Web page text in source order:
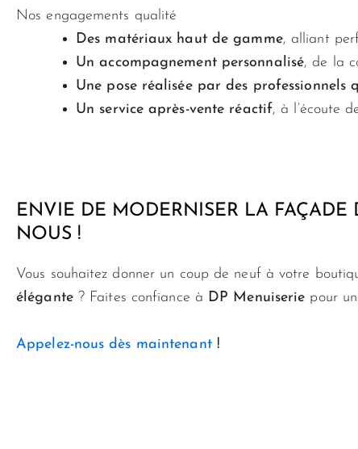
Nos engagements qualité
Des matériaux haut de gamme, alliant
Un accompagnement personnalisé, de la
Une pose réalisée par des professionnels
Un service après-vente réactif, à l’écoute
ENVIE DE MODERNISER LA FAÇADE
NOUS !
Vous souhaitez donner un coup de neuf à votre
élégante? Faites confiance à DP Menuiserie pour
Appelez-nous dès maintenant!